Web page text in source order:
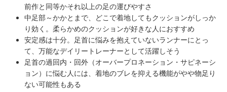
前作と同等かそれ以上の足の運びやすさ
中足部～かかとまで、どこで着地してもクッションがしっか
り効く。柔らかめのクッションが好きな人におすすめ
安定感は十分。足首に悩みを抱えていないランナーにとっ
て、万能なデイリートレーナーとして活躍しそう
足首の過回内・回外（オーバープロネーション・サピネーシ
ョン）に悩む人には、着地のブレを抑える機能がやや物足り
ない可能性もある